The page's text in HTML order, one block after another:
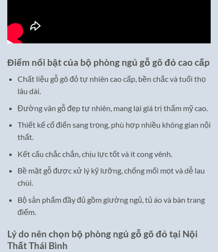
Điểm nổi bật của bộ phòng ngủ gỗ gõ đỏ cao cấp
Chất liệu gỗ gõ đỏ tự nhiên cao cấp, bền chắc và tuổi thọ
lâu dài.
Đường vân gỗ đẹp tự nhiên, mang lại giá trị thẩm mỹ cao.
Thiết kế cổ điển sang trọng, phù hợp nhiều không gian nội
thất.
Kết cấu chắc chắn, chịu lực tốt và ít cong vênh.
Bề mặt gỗ được xử lý kỹ lưỡng, chống mối mọt và dễ lau
chùi.
Bộ sản phẩm đầy đủ gồm giường ngủ, tủ áo và bàn trang
điểm.
Lý do nên chọn bộ phòng ngủ gỗ gõ đỏ tại Nội
Thất Thái Bình